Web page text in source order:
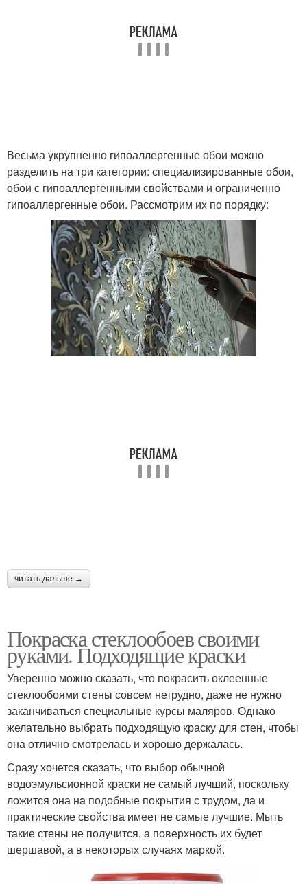
Весьма укрупненно гипоаллергенные обои можно
разделить на три категории: специализированные обои,
обои с гипоаллергенными свойствами и ограниченно
гипоаллергенные обои. Рассмотрим их по порядку:
читать дальше →
Покраска стеклообоев своими
руками. Подходящие краски
Уверенно можно сказать, что покрасить оклеенные
стеклообоями стены совсем нетрудно, даже не нужно
заканчиваться специальные курсы маляров. Однако
желательно выбрать подходящую краску для стен, чтобы
она отлично смотрелась и хорошо держалась.
Сразу хочется сказать, что выбор обычной
водоэмульсионной краски не самый лучший, поскольку
ложится она на подобные покрытия с трудом, да и
практические свойства имеет не самые лучшие. Мыть
такие стены не получится, а поверхность их будет
шершавой, а в некоторых случаях маркой.